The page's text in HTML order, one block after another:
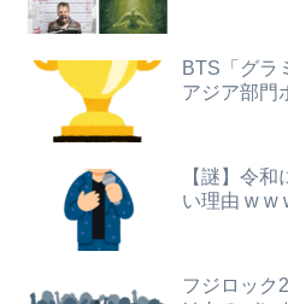
【動画】美少女4人組の20年
「外国人受け入れ反対」大幅
【画像】ショタガキ、姉がエ
みいちゃん、セコカンになる
BTS「グラ
アジア部門
【謎】令
い理由 w w
フジロック